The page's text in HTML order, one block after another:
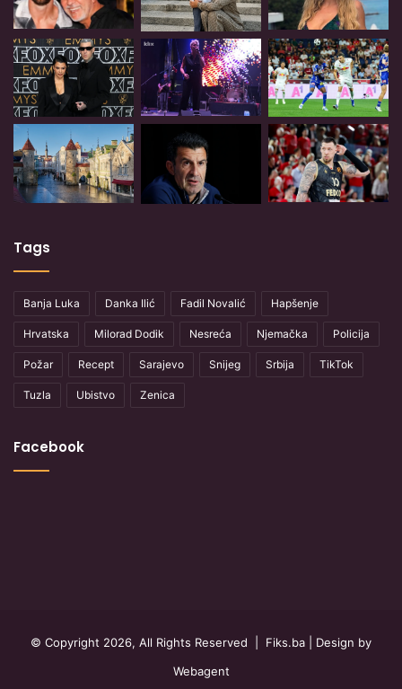
Tags
Banja Luka Danka Ilić Fadil Novalić Hapšenje
Hrvatska Milorad Dodik Nesreća Njemačka Policija
Požar Recept Sarajevo Snijeg Srbija TikTok
Tuzla Ubistvo Zenica
Facebook
© Copyright 2026, All Rights Reserved | Fiks.ba | Design by
Webagent